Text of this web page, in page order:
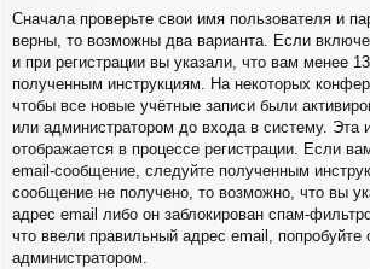
Сначала проверьте свои имя пользователя и
верны, то возможны два варианта. Если
и при регистрации вы указали, что вам менее
полученным инструкциям. На некоторых
чтобы все новые учётные записи были
или администратором до входа в систему. Эта
отображается в процессе регистрации. Если
email-сообщение, следуйте полученным
сообщение не получено, то возможно, что вы
адрес email либо он заблокирован спам-
что ввели правильный адрес email, попробуйте
администратором.